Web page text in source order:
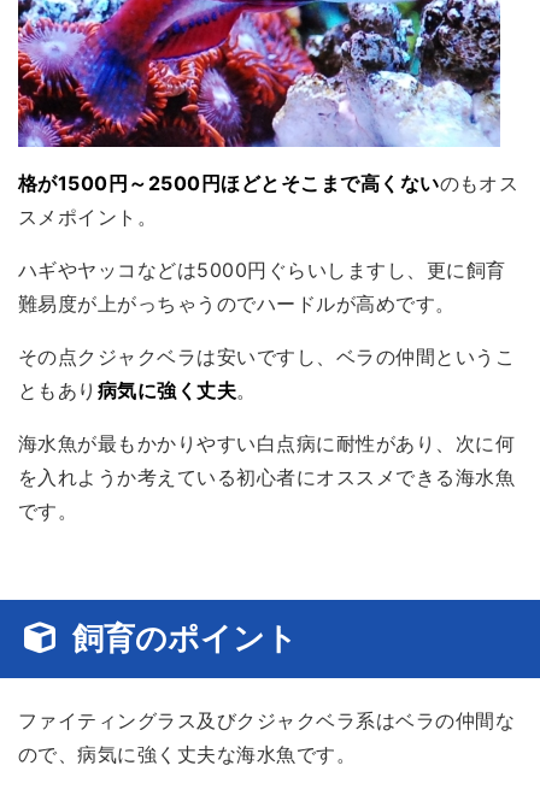
格が1500円～2500円ほどとそこまで高くないのもオス
スメポイント。
ハギやヤッコなどは5000円ぐらいしますし、更に飼育
難易度が上がっちゃうのでハードルが高めです。
その点クジャクベラは安いですし、ベラの仲間というこ
ともあり 病気に強く丈夫。
海水魚が最もかかりやすい白点病に耐性があり、次に何
を入れようか考えている初心者にオススメできる海水魚
です。
飼育のポイント
ファイティングラス及びクジャクベラ系はベラの仲間な
ので、病気に強く丈夫な海水魚です。